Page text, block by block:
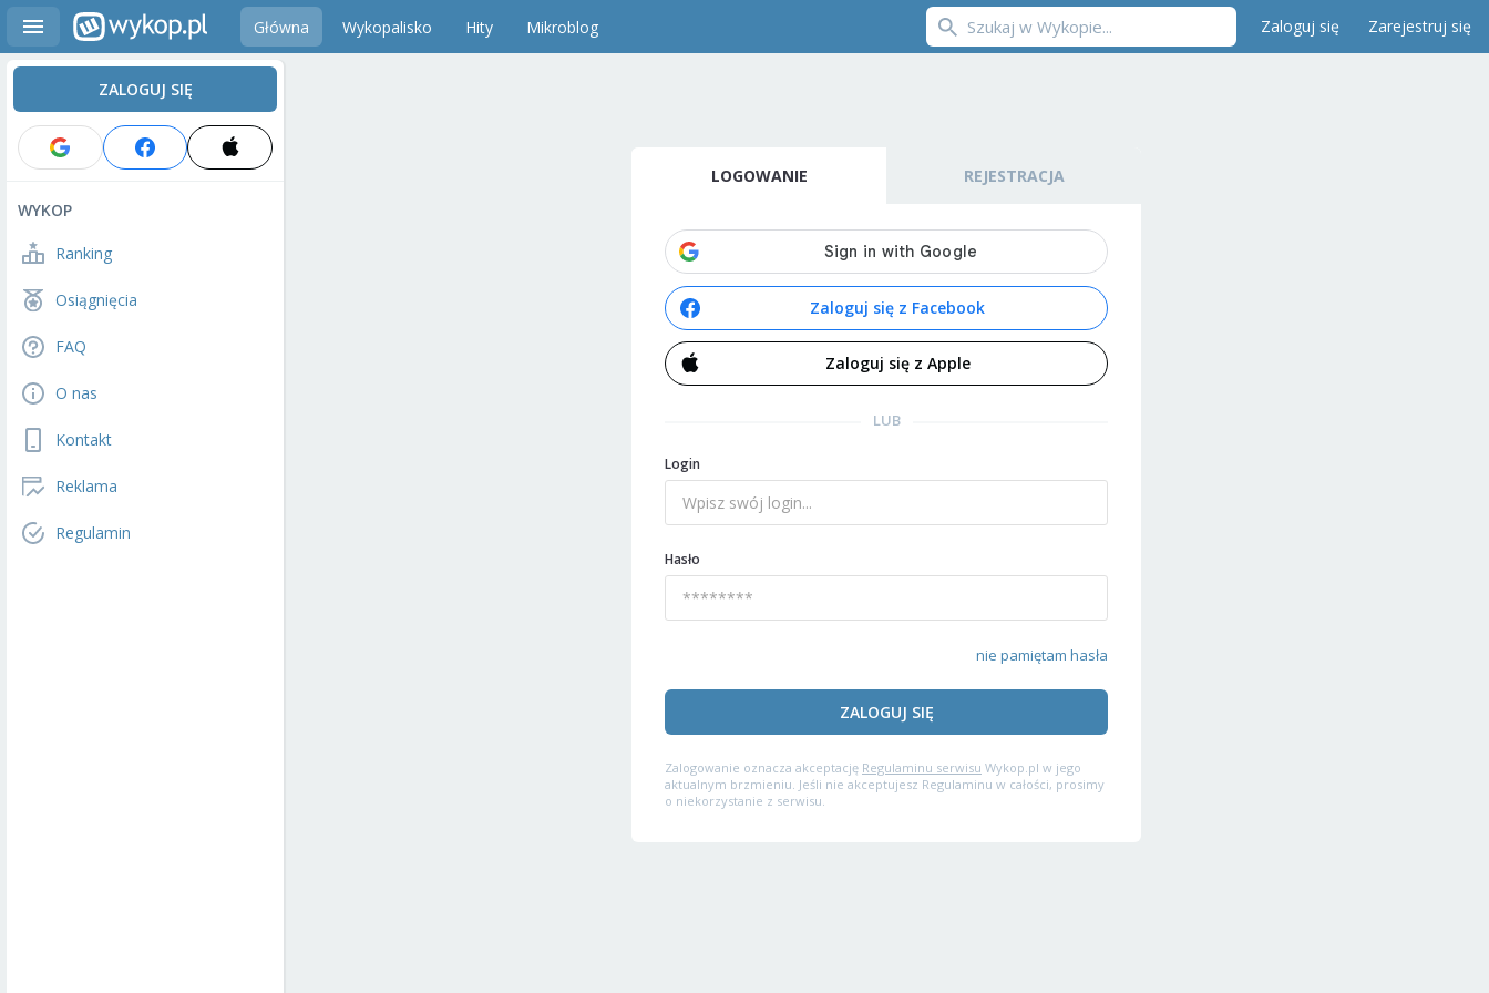
Główna Wykopalisko Hity Mikroblog Zaloguj się Zarejestruj się
ZALOGUJ SIĘ
WYKOP
Ranking
Osiągnięcia
FAQ
O nas
Kontakt
Reklama
Regulamin
LOGOWANIE REJESTRACJA
Zaloguj się z Facebook
Zaloguj się z Apple
LUB
Login
Hasło
nie pamiętam hasła
ZALOGUJ SIĘ
Zalogowanie oznacza akceptację Regulaminu serwisu Wykop.pl w jego
aktualnym brzmieniu. Jeśli nie akceptujesz Regulaminu w całości, prosimy
o niekorzystanie z serwisu.